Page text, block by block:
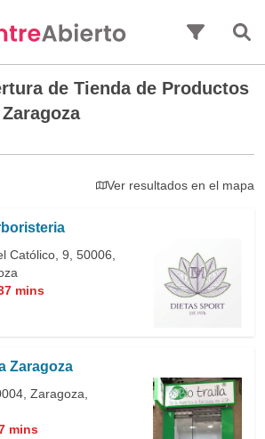
de Tienda de Productos
Ver resultados en el mapa
Católico, 9, 50006,
mins
Zaragoza
Zaragoza,
mins